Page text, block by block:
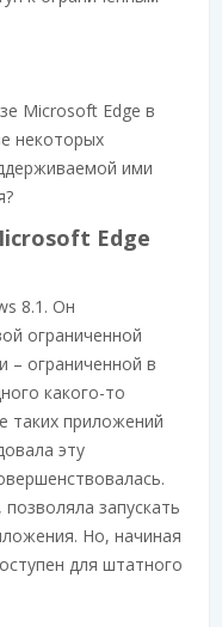
Microsoft Edge в
некоторых
ими
Edge
8.1. Он
ограниченной
– ограниченной в
какого-то
таких приложений
эту
запускать
Но, начиная
для штатного